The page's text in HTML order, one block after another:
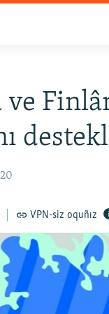
ve
VPN-siz oquñız